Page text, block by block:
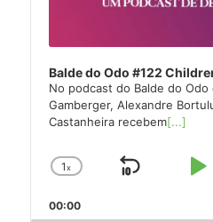
Balde do Odo #122
No podcast do Balde do Odo
Gamberger, Alexandre
Castanheira recebem[...]
Change
Rate
1x
Skip
00:00